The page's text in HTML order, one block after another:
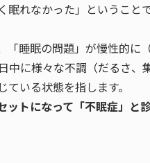
眠れなかった」ということ
「睡眠の問題」が慢性的に
中に様々な不調（だるさ、
いる状態を指します。
ットになって「不眠症」と